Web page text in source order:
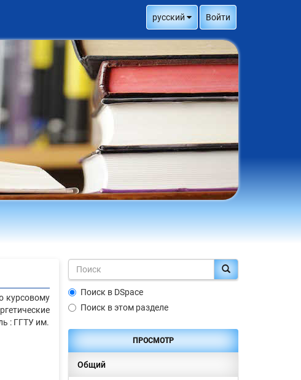
русский Войти
курсовому
: ГГТУ им.
Поиск в DSpace
Поиск в этом разделе
ПРОСМОТР
Общий